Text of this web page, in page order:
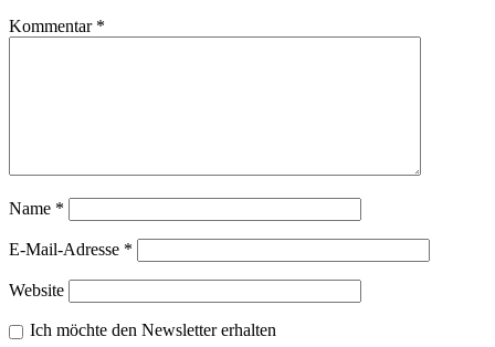
Kommentar *
Name *
E-Mail-Adresse *
Website
Ich möchte den Newsletter erhalten